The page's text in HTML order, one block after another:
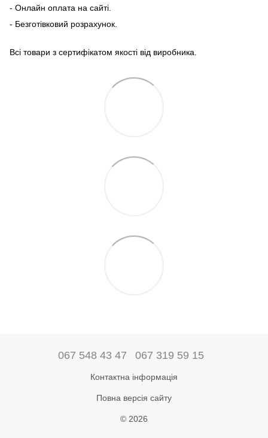
- Онлайн оплата на сайті.
- Безготівковий розрахунок.
Всі товари з сертифікатом якості від виробника.
067 548 43 47 067 319 59 15
Контактна інформація
Повна версія сайту
© 2026